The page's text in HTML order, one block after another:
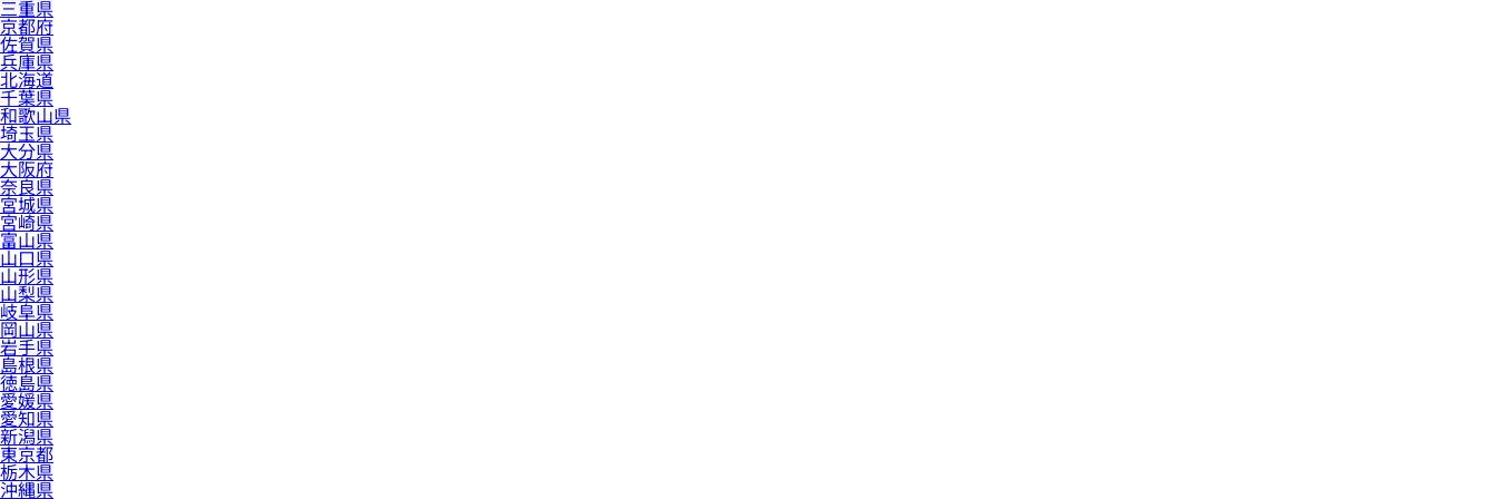
三重県
京都府
佐賀県
兵庫県
北海道
千葉県
和歌山県
埼玉県
大分県
大阪府
奈良県
宮城県
宮崎県
富山県
山口県
山形県
山梨県
岐阜県
岡山県
岩手県
島根県
徳島県
愛媛県
愛知県
新潟県
東京都
栃木県
沖縄県